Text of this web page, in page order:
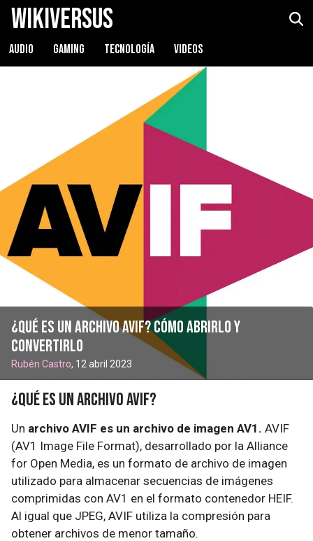
WikiVersus
AUDIO GAMING TECNOLOGÍA VIDEOS
¿Qué es un archivo AVIF? Cómo abrirlo y
convertirlo
Rubén Castro, 12 abril 2023
¿Qué es un archivo AVIF?
Un archivo AVIF es un archivo de imagen AV1. AVIF
(AV1 Image File Format), desarrollado por la Alliance
for Open Media, es un formato de archivo de imagen
utilizado para almacenar secuencias de imágenes
comprimidas con AV1 en el formato contenedor HEIF.
Al igual que JPEG, AVIF utiliza la compresión para
obtener archivos de menor tamaño.